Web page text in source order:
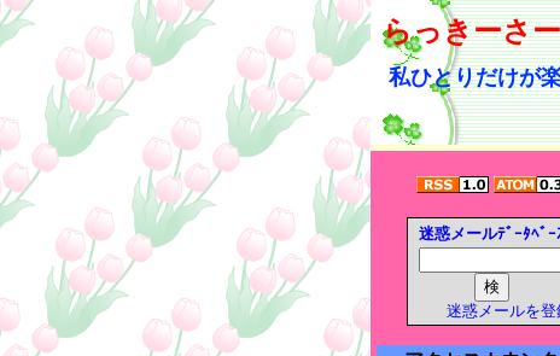
らっきーさ
私ひとりだけが
迷惑メールﾃﾞｰﾀﾍﾞｰ
迷惑メールを登